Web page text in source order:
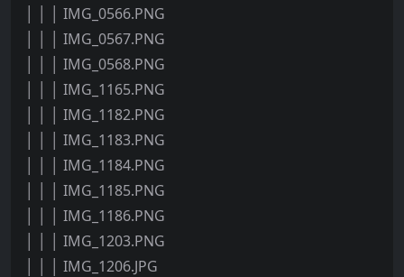
│ │ │ IMG_0566.PNG
│ │ │ IMG_0567.PNG
│ │ │ IMG_0568.PNG
│ │ │ IMG_1165.PNG
│ │ │ IMG_1182.PNG
│ │ │ IMG_1183.PNG
│ │ │ IMG_1184.PNG
│ │ │ IMG_1185.PNG
│ │ │ IMG_1186.PNG
│ │ │ IMG_1203.PNG
│ │ │ IMG_1206.JPG